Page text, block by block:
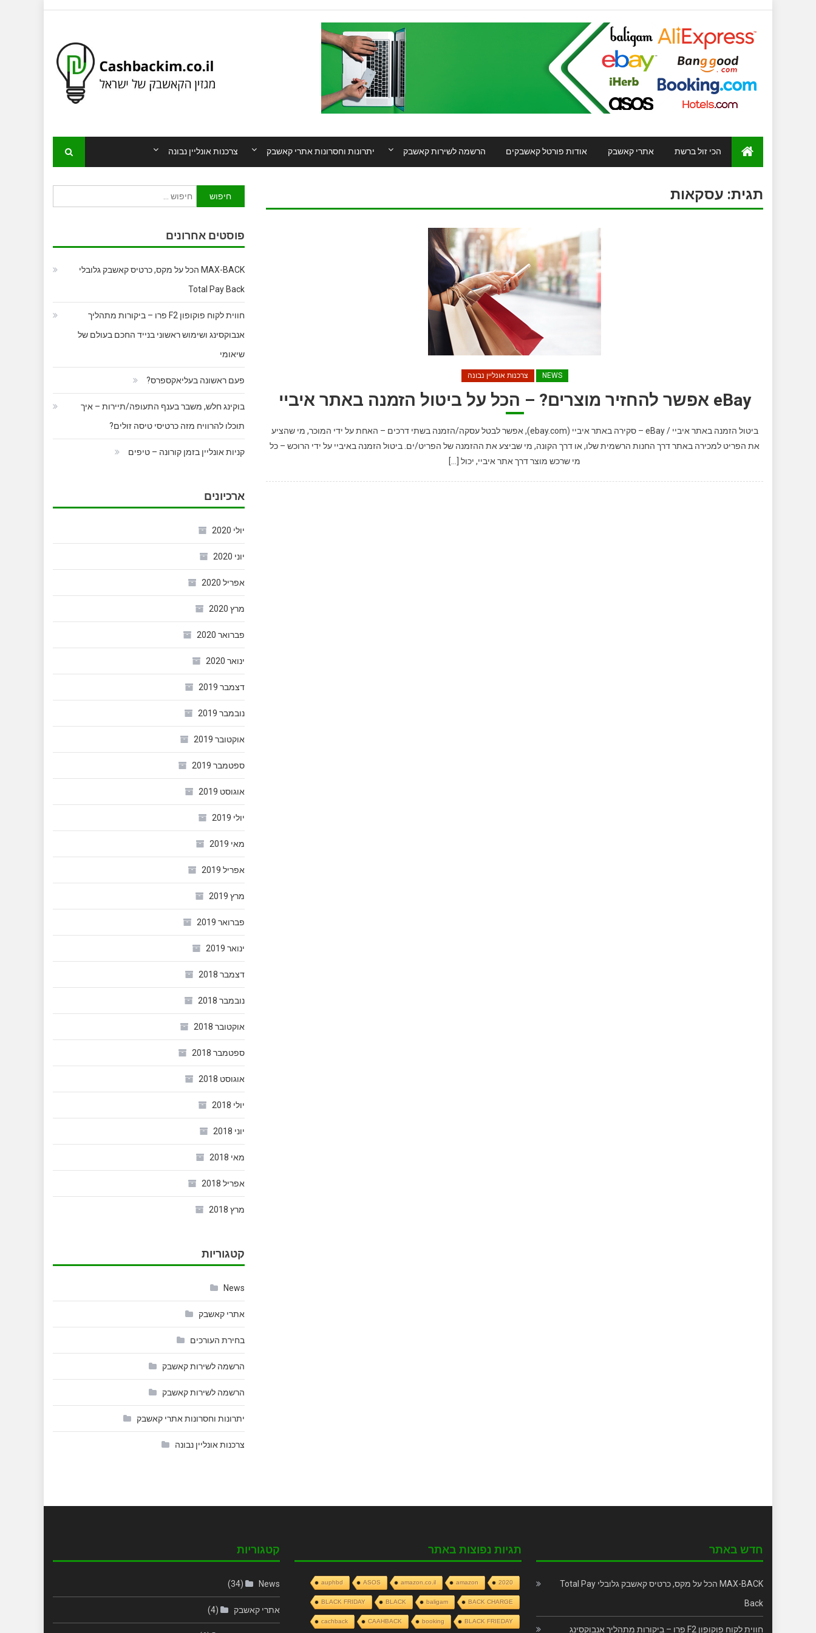
צרכנות אונליין נבונה יתרונות וחסרונות אתרי קאשבק הרשמה לשירות קאשבק אודות פורטל קאשבקים אתרי קאשבק הכי זול ברשת
תגית: עסקאות
NEWS צרכנות אונליין נבונה
eBay אפשר להחזיר מוצרים? – הכל על ביטול הזמנה באתר איביי
ביטול הזמנה באתר איביי / eBay – סקירה באתר איביי (ebay.com), אפשר לבטל עסקה/הזמנה בשתי דרכים – האחת על ידי המוכר, מי שהציע
את הפריט למכירה באתר דרך החנות הרשמית שלו, או דרך הקונה, מי שביצע את ההזמנה של הפריט/ים. ביטול הזמנה באיביי על ידי הרוכש – כל
מי שרכש מוצר דרך אתר איביי, יכול […]
חיפוש:
פוסטים אחרונים
MAX-BACK הכל על מקס, כרטיס קאשבק גלובלי
Total Pay Back
חווית לקוח פוקופון F2 פרו – ביקורות מתהליך
אנבוקסינג ושימוש ראשוני בנייד החכם בעולם של
שיאומי
פעם ראשונה בעליאקספרס?
בוקינג חלש, משבר בענף התעופה/תיירות – איך
תוכלו להרוויח מזה כרטיסי טיסה זולים?
קניות אונליין בזמן קורונה – טיפים
ארכיונים
יולי 2020
יוני 2020
אפריל 2020
מרץ 2020
פברואר 2020
ינואר 2020
דצמבר 2019
נובמבר 2019
אוקטובר 2019
ספטמבר 2019
אוגוסט 2019
יולי 2019
מאי 2019
אפריל 2019
מרץ 2019
פברואר 2019
ינואר 2019
דצמבר 2018
נובמבר 2018
אוקטובר 2018
ספטמבר 2018
אוגוסט 2018
יולי 2018
יוני 2018
מאי 2018
אפריל 2018
מרץ 2018
קטגוריות
News
אתרי קאשבק
בחירת העורכים
הרשמה לשירות קאשבק
הרשמה לשירות קאשבק
יתרונות וחסרונות אתרי קאשבק
צרכנות אונליין נבונה
קטגוריות
News
(34)
אתרי קאשבק (4)
תגיות נפוצות באתר
2020
amazon
amazon.co.il
ASOS
auphbd
BACK CHARGE
baligam
BLACK
BLACK FRIDAY
BLACK FRIEDAY
booking
CAAHBACK
cachback
חדש באתר
MAX-BACK הכל על מקס, כרטיס קאשבק גלובלי Total Pay
Back
חווית לקוח פוקופון F2 פרו – ביקורות מתהליך אנבוקסינג